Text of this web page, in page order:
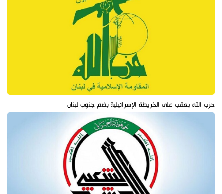
حزب الله يعقب على الخريطة الإسرائيلية بضم جنوب لبنان